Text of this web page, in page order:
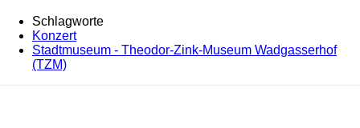
Schlagworte
Konzert
Stadtmuseum - Theodor-Zink-Museum Wadgasserhof
(TZM)